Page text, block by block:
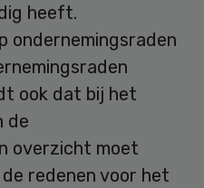
heeft.
ondernemingsraden
ook dat bij het
de
overzicht moet
redenen voor het